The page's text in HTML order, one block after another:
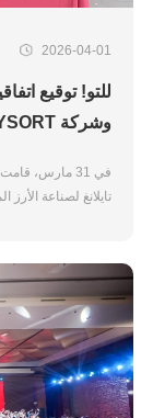
2026-04-01
للتو! توقيع
في 31 مارس،
تايلانغ لصناعة الأرز